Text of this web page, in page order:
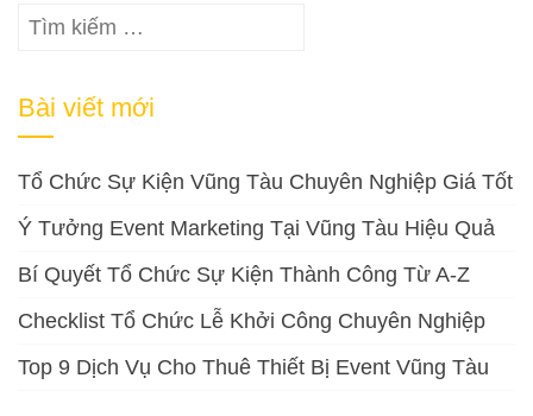
Tìm
Bài viết mới
Tổ Chức Sự Kiện Vũng Tàu Chuyên Nghiệp Giá Tốt
Ý Tưởng Event Marketing Tại Vũng Tàu Hiệu Quả
Bí Quyết Tổ Chức Sự Kiện Thành Công Từ A-Z
Checklist Tổ Chức Lễ Khởi Công Chuyên Nghiệp
Top 9 Dịch Vụ Cho Thuê Thiết Bị Event Vũng Tàu